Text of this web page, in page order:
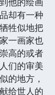
却有一种
牲似地把
一画家也
高的或者
们的审美
的地方，
给世人的